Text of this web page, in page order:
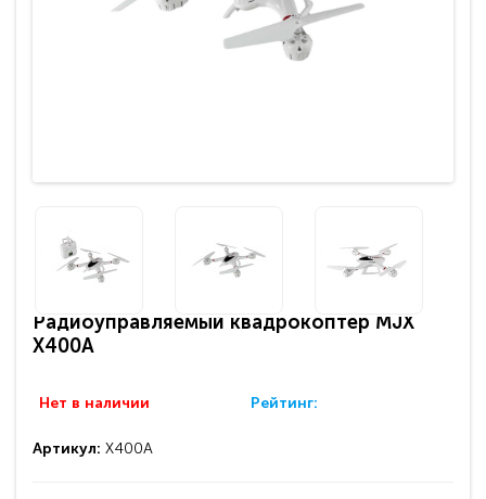
Радиоуправляемый квадрокоптер MJX
X400A
Нет в наличии Рейтинг:
Артикул: X400A